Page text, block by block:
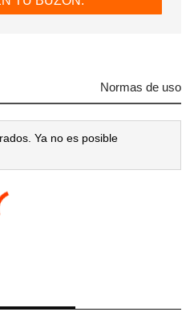
Normas de uso
Ya no es posible